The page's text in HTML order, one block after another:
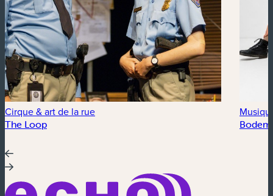
Cirque & art de la rue
The Loop Bodem